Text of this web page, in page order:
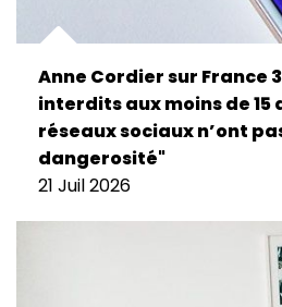
Anne Cordier sur France
interdits aux moins de 15
réseaux sociaux n’ont
dangerosité"
21 Juil 2026